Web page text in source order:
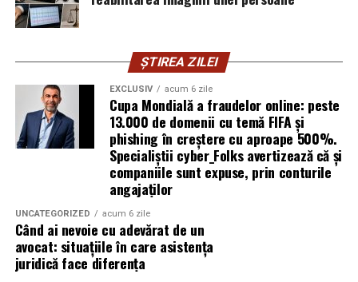
cyber_Folks România.
informările din ultima lună amenințările asociate
turneului, de la fraude online și furtul datelor până la
operațiuni de dezinformare.
Avertismentele publice s-au concentrat în principal
asupra fanilor și infrastructurii orașelor gazdă, însă
specialiștii atrag atenția că firmele pot fi afectate
inclusiv atunci când nu au nicio legătură directă cu
industria sportului, turismului sau vânzarea de bilete.
Atacurile sunt mai eficiente în contextul
evenimentelor globale
ȘTIREA ZILEI
EXCLUSIV acum 6 zile
Cupa Mondială a fraudelor online: peste
13.000 de domenii cu temă FIFA și
phishing în creștere cu aproape 500%.
Specialiștii cyber_Folks avertizează că și
companiile sunt expuse, prin conturile
angajaților
UNCATEGORIZED acum 6 zile
Când ai nevoie cu adevărat de un
avocat: situațiile în care asistența
juridică face diferența